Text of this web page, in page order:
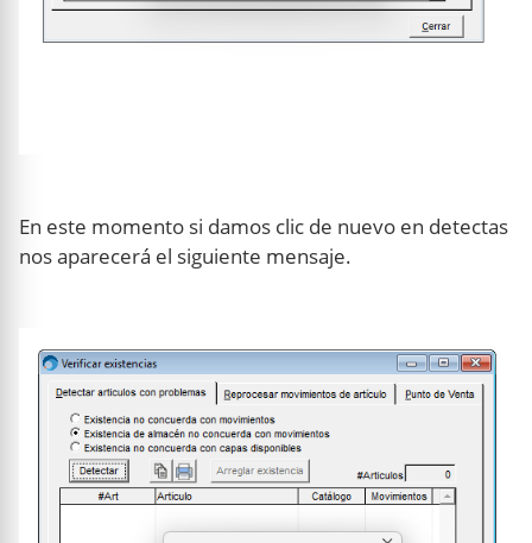
En este momento si damos clic de nuevo en detectas
nos aparecerá el siguiente mensaje.